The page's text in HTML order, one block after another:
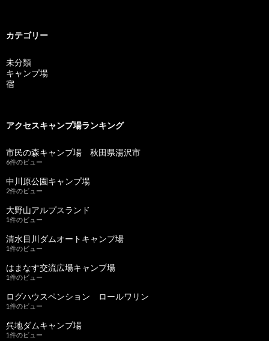
カテゴリー
未分類
キャンプ場
宿
アクセスキャンプ場ランキング
市民の森キャンプ場 秋田県湯沢市
6件のビュー
中川原公園キャンプ場
2件のビュー
大野山アルプスランド
1件のビュー
清水目川ダムオートキャンプ場
1件のビュー
はまなす交流広場キャンプ場
1件のビュー
ログハウスペンション ロールワリン
1件のビュー
呉地ダムキャンプ場
1件のビュー